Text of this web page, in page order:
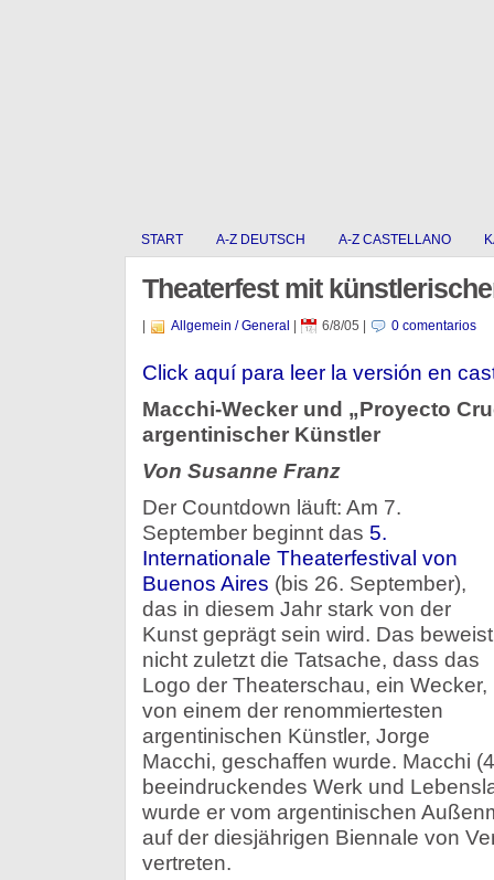
START A-Z DEUTSCH A-Z CASTELLANO
Theaterfest mit
Allgemein / General 6/8/05 0 comentarios
Click aquí para leer la versión en
Macchi-Wecker und „Proyecto
argentinischer Künstler
Von Susanne Franz
Der Countdown läuft: Am 7.
September beginnt das 5.
Internationale Theaterfestival von
Buenos Aires (bis 26. September),
das in diesem Jahr stark von der
Kunst geprägt sein wird. Das beweist
nicht zuletzt die Tatsache, dass das
Logo der Theaterschau, ein Wecker,
von einem der renommiertesten
argentinischen Künstler, Jorge
Macchi, geschaffen wurde. Macchi
beeindruckendes Werk und
wurde er vom argentinischen
auf der diesjährigen Biennale von
vertreten.